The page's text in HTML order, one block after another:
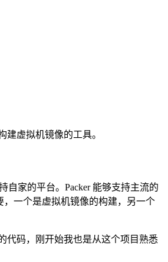
虚拟机镜像的工具。
自家的平台。Packer 能够支持主流的
，一个是虚拟机镜像的构建，另一个
代码，刚开始我也是从这个项目熟悉